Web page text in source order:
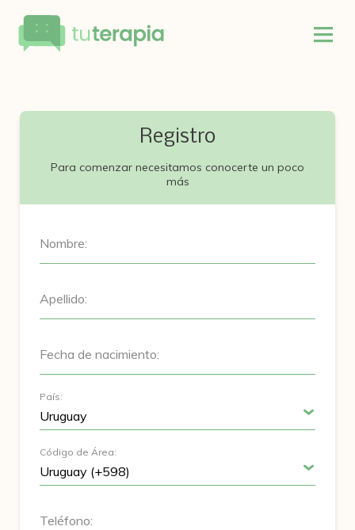
Registro
Para comenzar necesitamos conocerte un poco
más
Nombre:
Apellido:
Fecha de nacimiento:
País:
Código de Área:
Teléfono: